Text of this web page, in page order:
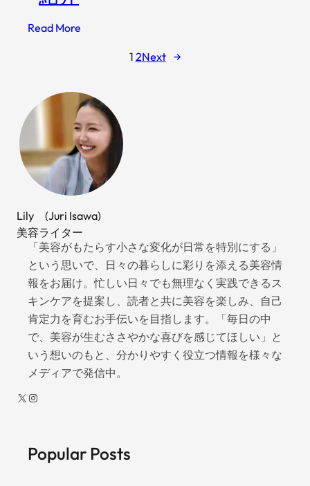
ク
ポ
イ
ン
ト
Read More
イ
ン
習
慣
を
続
る
た
め
に
│
ジ
ュ
ー
ス
感
る
1 2Next →
Lily (Juri Isawa)
美容ライター
「美容がもたらす小さな変化が日常を特別にする」
という思いで、日々の暮らしに彩りを添える美容情
報をお届け。忙しい日々でも無理なく実践できるス
キンケアを提案し、読者と共に美容を楽しみ、自己
肯定力を育むお手伝いを目指します。「毎日の中
で、美容が生むささやかな喜びを感じてほしい」と
いう想いのもと、分かりやすく役立つ情報を様々な
メディアで発信中。
X Instagram
Popular Posts